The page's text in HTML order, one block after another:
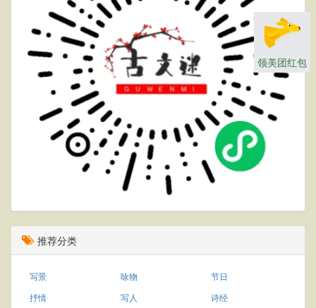
推荐分类
写景 咏物
节日
抒情
写人
诗经
领美团红包